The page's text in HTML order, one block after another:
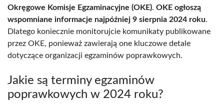
Okręgowe Komisje Egzaminacyjne (OKE). OKE ogłoszą
wspomniane informacje najpóźniej 9 sierpnia 2024 roku.
Dlatego koniecznie monitorujcie komunikaty publikowane
przez OKE, ponieważ zawierają one kluczowe detale
dotyczące organizacji egzaminów poprawkowych.
Jakie są terminy egzaminów
poprawkowych w 2024 roku?